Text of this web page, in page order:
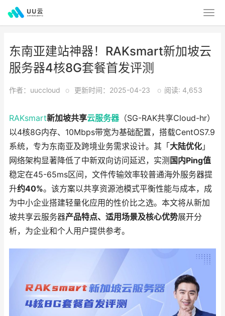
东南亚建站神器！RAKsmart新加坡云
服务器4核8G套餐首发评测
作者：uuccloud o 更新时间：2025-04-23 o 阅读: 4,653
RAKsmart新加坡共享云服务器（SG-RAK共享Cloud-hr）
以4核8G内存、10Mbps带宽为基础配置，搭载CentOS7.9
系统，专为东南亚及跨境业务需求设计。其「 大陆优化 」
网络架构显著降低了中新双向访问延迟，实测 国内Ping值
稳定在45-65ms区间，文件传输效率较普通海外服务器提
升约40%。该方案以共享资源池模式平衡性能与成本，成
为中小企业搭建轻量化应用的性价比之选。本文将从新加
坡共享云服务器产品特点、适用场景及核心优势展开分
析，为企业和个人用户提供参考。